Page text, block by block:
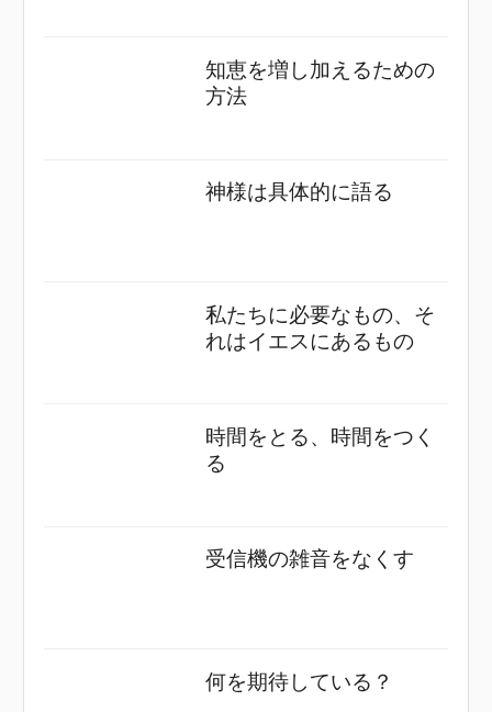
知恵を増し加えるための
方法
神様は具体的に語る
私たちに必要なもの、そ
れはイエスにあるもの
時間をとる、時間をつく
る
受信機の雑音をなくす
何を期待している？